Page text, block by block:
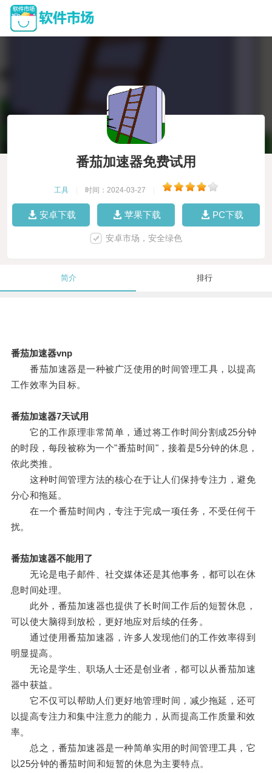
番茄加速器免费试用
工具 时间：2024-03-27
安卓下载 苹果下载 PC下载
安卓市场，安全绿色
简介 排行
番茄加速器vnp
番茄加速器是一种被广泛使用的时间管理工具，以提高
工作效率为目标。
番茄加速器7天试用
它的工作原理非常简单，通过将工作时间分割成25分钟
的时段，每段被称为一个"番茄时间"，接着是5分钟的休息，
依此类推。
这种时间管理方法的核心在于让人们保持专注力，避免
分心和拖延。
在一个番茄时间内，专注于完成一项任务，不受任何干
扰。
番茄加速器不能用了
无论是电子邮件、社交媒体还是其他事务，都可以在休
息时间处理。
此外，番茄加速器也提供了长时间工作后的短暂休息，
可以使大脑得到放松，更好地应对后续的任务。
通过使用番茄加速器，许多人发现他们的工作效率得到
明显提高。
无论是学生、职场人士还是创业者，都可以从番茄加速
器中获益。
它不仅可以帮助人们更好地管理时间，减少拖延，还可
以提高专注力和集中注意力的能力，从而提高工作质量和效
率。
总之，番茄加速器是一种简单实用的时间管理工具，它
以25分钟的番茄时间和短暂的休息为主要特点。